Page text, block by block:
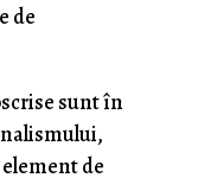
de
sunt în
de